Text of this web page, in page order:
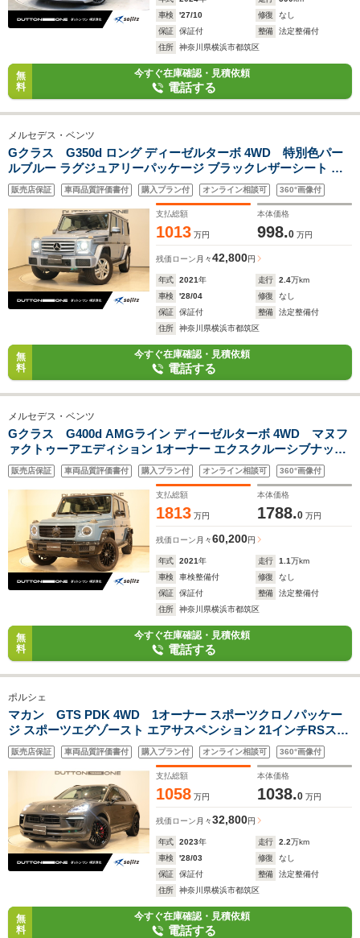
車検
'27/10 修復
なし
保証
保証付 整備
法定整備付
住所
神奈川県横浜市都筑区
無
料
今すぐ在庫確認・見積依頼
電話する
メルセデス・ベンツ
Gクラス G350d ロング ディーゼルターボ 4WD 特別色パー
ルブルー ラグジュアリーパッケージ ブラックレザーシート サ
イドカメラ 前後シートヒーター サンルーフ harman/kardon
サウンド シートメモリー パワーシート シートメモリー ク
ルーズコントロール
販売店保証 車両品質評価書付 購入プラン付 オンライン相談可 360°画像付
支払総額
1013 万円
本体価格
998.0 万円
残価ローン 月々42,800円
年式 2021年 走行 2.4万km
車検
'28/04 修復
なし
保証
保証付 整備
法定整備付
住所
神奈川県横浜市都筑区
無
料
今すぐ在庫確認・見積依頼
電話する
メルセデス・ベンツ
Gクラス G400d AMGライン ディーゼルターボ 4WD マヌフ
ァクトゥーアエディション 1オーナー エクスクルーシブナッパ
レザー シートヒーター シートベンチレーション サンルーフ ブ
ルメスターサウンド デジタルインナーミラー アダプティブダン
ピングシステム
販売店保証 車両品質評価書付 購入プラン付 オンライン相談可 360°画像付
支払総額
1813 万円
本体価格
1788.0 万円
残価ローン 月々60,200円
年式 2021年 走行 1.1万km
車検
車検整備付 修復
なし
保証
保証付 整備
法定整備付
住所
神奈川県横浜市都筑区
無
料
今すぐ在庫確認・見積依頼
電話する
ポルシェ
マカン GTS PDK 4WD 1オーナー スポーツクロノパッケー
ジ スポーツエグゾースト エアサスペンション 21インチRSスパ
イダーAW エントリー&ドライブ レザーインテリアPKG メモリ
ー付パワーシート サラウンドビューカメラ シートヒーター
販売店保証 車両品質評価書付 購入プラン付 オンライン相談可 360°画像付
支払総額
1058 万円
本体価格
1038.0 万円
残価ローン 月々32,800円
年式 2023年 走行 2.2万km
車検
'28/03 修復
なし
保証
保証付 整備
法定整備付
住所
神奈川県横浜市都筑区
無
料
今すぐ在庫確認・見積依頼
電話する